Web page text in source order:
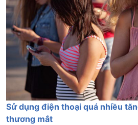
Sử dụng điện thoại quá nhiều
thương mắt